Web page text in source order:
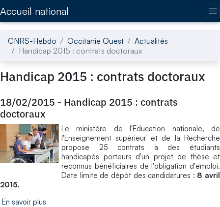
Accueil national
CNRS-Hebdo Occitanie Ouest
Actualités
Handicap 2015 : contrats doctoraux
Handicap 2015 : contrats doctoraux
18/02/2015 - Handicap 2015 : contrats
doctoraux
Le ministère de l'Education nationale, de
l'Enseignement supérieur et de la Recherche
propose 25 contrats à des étudiants
handicapés porteurs d'un projet de thèse et
reconnus bénéficiaires de l'obligation d'emploi.
Date limite de dépôt des candidatures : 8 avril
2015.
En savoir plus